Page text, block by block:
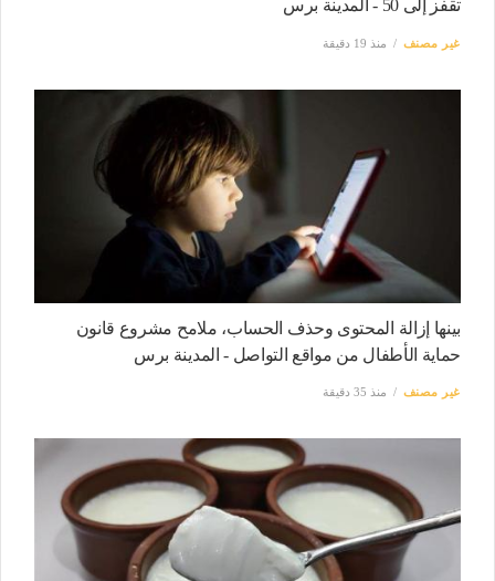
تقفز إلى 50 - المدينة برس
غير مصنف منذ 19 دقيقة
بينها إزالة المحتوى وحذف الحساب، ملامح مشروع قانون
حماية الأطفال من مواقع التواصل - المدينة برس
غير مصنف منذ 35 دقيقة